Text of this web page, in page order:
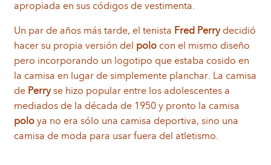
apropiada en sus códigos de vestimenta.
Un par de años más tarde, el tenista Fred Perrydecidió
hacer su propia versión del polocon el mismo diseño
pero incorporando un logotipo que estaba cosido en
la camisa en lugar de simplemente planchar. La camisa
de Perryse hizo popular entre los adolescentes a
mediados de la década de 1950 y pronto la camisa
poloya no era sólo una camisa deportiva, sino una
camisa de moda para usar fuera del atletismo.